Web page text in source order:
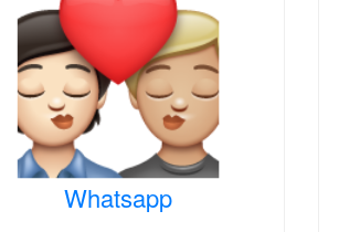
Whatsapp